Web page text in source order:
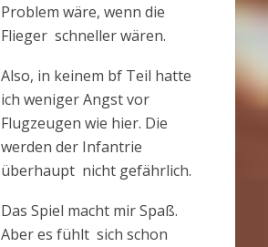
Problem wäre, wenn die
Flieger schneller wären.
Also, in keinem bf Teil hatte
ich weniger Angst vor
Flugzeugen wie hier. Die
werden der Infantrie
überhaupt nicht gefährlich.
Das Spiel macht mir Spaß.
Aber es fühlt sich schon